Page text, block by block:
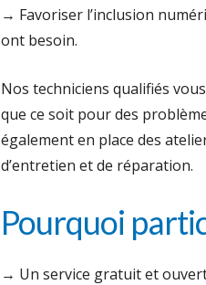
→ Favoriser l’inclusion
ont besoin.
Nos techniciens qualifiés
que ce soit pour des
également en place des
d’entretien et de réparation.
Pourquoi
→ Un service gratuit et